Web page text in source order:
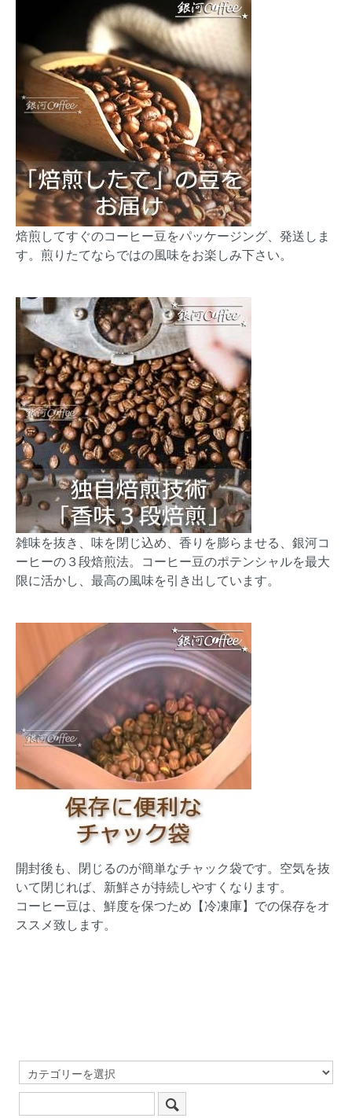
焙煎してすぐのコーヒー豆をパッケージング、発送しま
す。煎りたてならではの風味をお楽しみ下さい。
雑味を抜き、味を閉じ込め、香りを膨らませる、銀河コ
ーヒーの３段焙煎法。コーヒー豆のポテンシャルを最大
限に活かし、最高の風味を引き出しています。
開封後も、閉じるのが簡単なチャック袋です。空気を抜
いて閉じれば、新鮮さが持続しやすくなります。
コーヒー豆は、鮮度を保つため【冷凍庫】での保存をオ
ススメ致します。